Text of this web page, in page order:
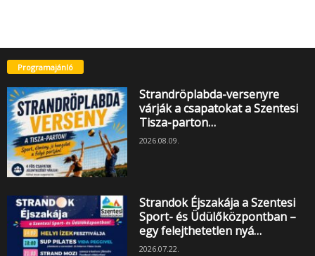
Programajánló
Strandröplabda-versenyre
várják a csapatokat a Szentesi
Tisza-parton…
2026.08.09.
Strandok Éjszakája a Szentesi
Sport- és Üdülőközpontban –
egy felejthetetlen nyá…
2026.07.22.